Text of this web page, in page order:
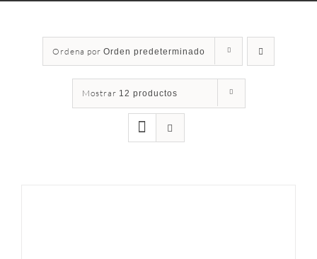
Ordena por Orden predeterminado
Mostrar 12 productos